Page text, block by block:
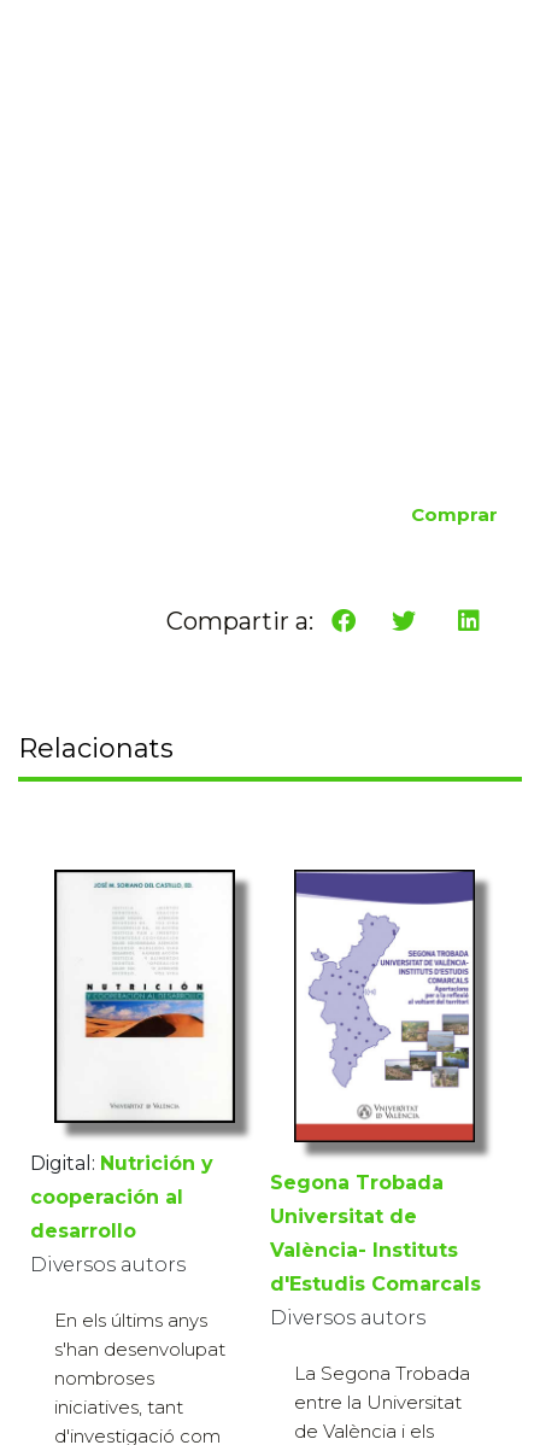
Comprar
Compartir a:
Relacionats
Digital: Nutrición y
cooperación al
desarrollo
Diversos autors
En els últims anys
s'han desenvolupat
nombroses
iniciatives, tant
d'investigació com
Segona Trobada
Universitat de
València- Instituts
d'Estudis Comarcals
Diversos autors
La Segona Trobada
entre la Universitat
de València i els